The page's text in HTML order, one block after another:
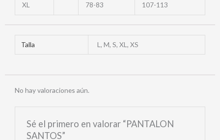
XL 78-83 107-113
Talla L, M, S, XL, XS
No hay valoraciones aún.
Sé el primero en valorar “PANTALON
SANTOS”